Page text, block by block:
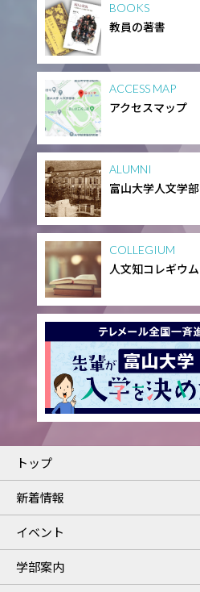
BOOKS
教員の著書
ACCESS MAP
アクセスマップ
ALUMNI
富山大学人文学
COLLEGIUM
人文知コレギウム
トップ
新着情報
イベント
学部案内